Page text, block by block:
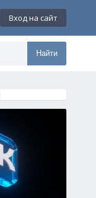
Вход на сайт
Найти